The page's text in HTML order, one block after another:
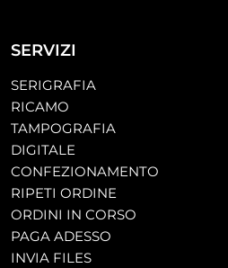
SERVIZI
SERIGRAFIA
RICAMO
TAMPOGRAFIA
DIGITALE
CONFEZIONAMENTO
RIPETI ORDINE
ORDINI IN CORSO
PAGA ADESSO
INVIA FILES